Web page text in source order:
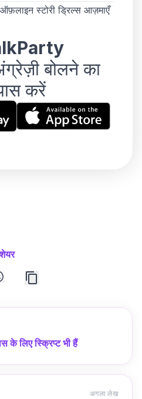
स्टोरी ड्रिल्स आज़माएँ
बोलने का
करें
शेयर
के लिए स्क्रिप्ट भी हैं
अगला लेख